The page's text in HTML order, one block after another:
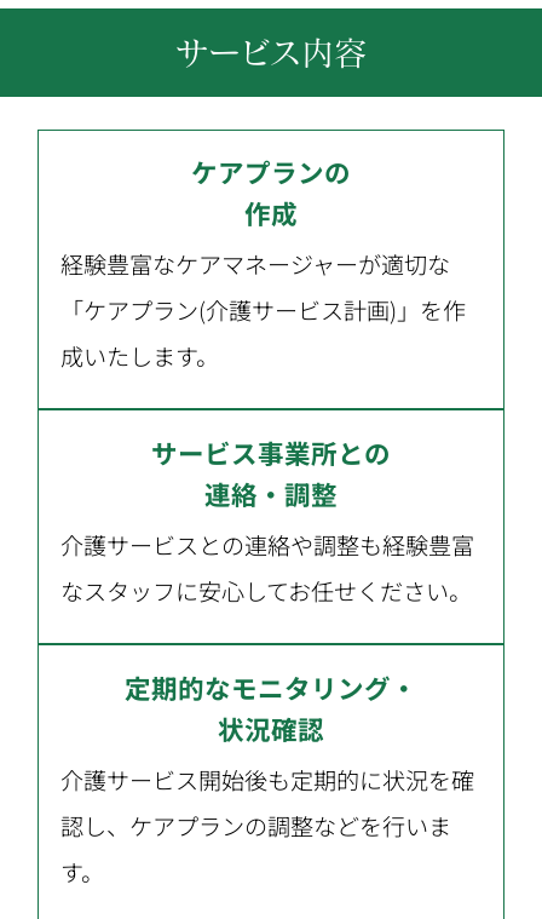
サービス内容
ケアプランの
作成
経験豊富なケアマネージャーが適切な
「ケアプラン(介護サービス計画)」を作
成いたします。
サービス事業所との
連絡・調整
介護サービスとの連絡や調整も経験豊富
なスタッフに安心してお任せください。
定期的なモニタリング・
状況確認
介護サービス開始後も定期的に状況を確
認し、ケアプランの調整などを行いま
す。